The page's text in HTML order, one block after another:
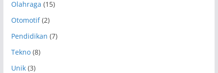
Olahraga (15)
Otomotif(2)
Pendidikan (7)
Tekno(8)
Unik(3)